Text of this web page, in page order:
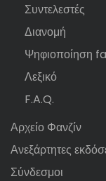
Συντελεστές
Διανομή
Ψηφιοποίηση
Λεξικό
F.A.Q.
Αρχείο Φανζίν
Ανεξάρτητες
Σύνδεσμοι